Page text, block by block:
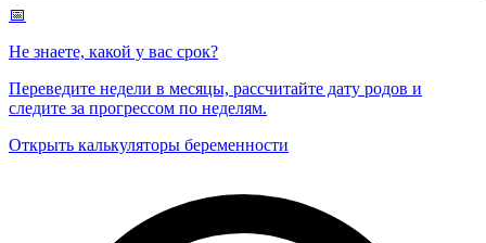
📅
Не знаете, какой у вас срок?
Переведите недели в месяцы, рассчитайте дату родов и
следите за прогрессом по неделям.
Открыть калькуляторы беременности